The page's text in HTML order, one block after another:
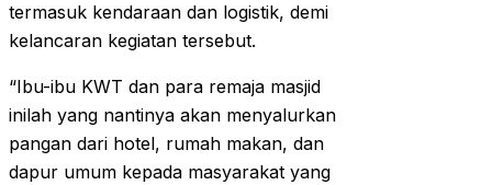
termasuk kendaraan dan logistik, demi
kelancaran kegiatan tersebut.
“Ibu-ibu KWT dan para remaja masjid
inilah yang nantinya akan menyalurkan
pangan dari hotel, rumah makan, dan
dapur umum kepada masyarakat yang